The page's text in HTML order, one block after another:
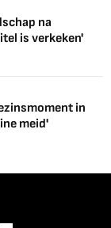
na
is verkeken'
in
meid'